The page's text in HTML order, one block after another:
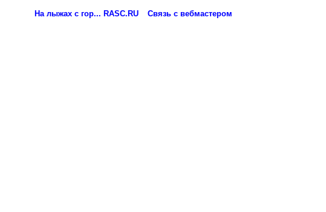
На лыжах с гор... RASC.RU Связь с вебмастером